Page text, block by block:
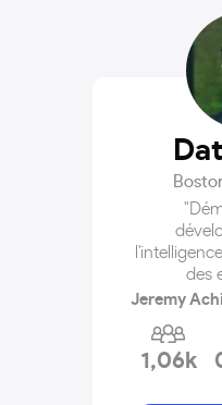
des
Jeremy
1,06k